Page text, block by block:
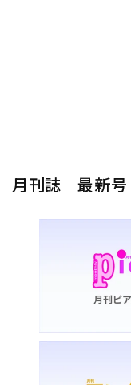
月刊誌 最新号